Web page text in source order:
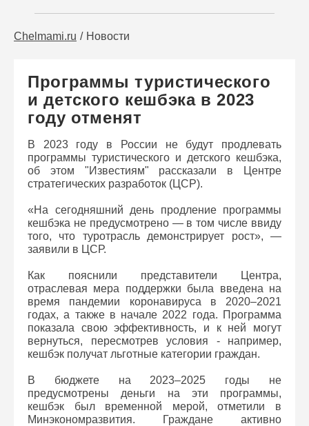
Chelmami.ru Новости
Программы туристического
и детского кешбэка в 2023
году отменят
В 2023 году в России не будут продлевать
программы туристического и детского кешбэка,
об этом "Известиям" рассказали в Центре
стратегических разработок (ЦСР).
«На сегодняшний день продление программы
кешбэка не предусмотрено — в том числе ввиду
того, что туротрасль демонстрирует рост», —
заявили в ЦСР.
Как пояснили представители Центра,
отраслевая мера поддержки была введена на
время пандемии коронавируса в 2020–2021
годах, а также в начале 2022 года. Программа
показала свою эффективность, и к ней могут
вернуться, пересмотрев условия - например,
кешбэк получат льготные категории граждан.
В бюджете на 2023–2025 годы не
предусмотрены деньги на эти программы,
кешбэк был временной мерой, отметили в
Минэкономразвития. Граждане активно